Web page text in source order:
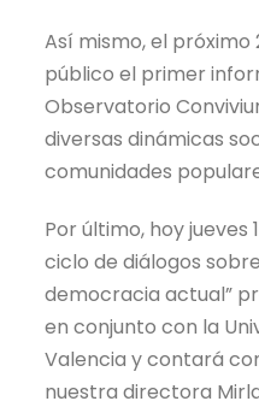
Así mismo, el próximo
público el primer
Observatorio
diversas dinámicas
comunidades
Por último, hoy jueves
ciclo de diálogos
democracia actual”
en conjunto con la
Valencia y contará
nuestra directora